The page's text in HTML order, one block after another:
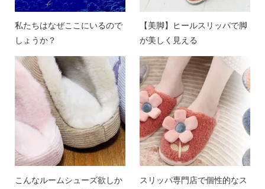
私たちはなぜここにいるので
しょうか？
【美脚】ヒールスリッパで脚
が美しく見える
こんなルームシューズ欲しか
スリッパ専門店で個性的なス